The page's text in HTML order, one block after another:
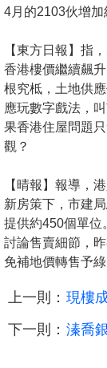
4月的2103伙增加
【東方日報】指
香港樓價繼續飆
根究柢，土地供
應玩數字戲法，
果香港住屋問題
觀？
【晴報】報導，
新房策下，市建
提供約450個單位
討論售賣細節，
免補地價轉售予綠
上一則： 現樓
下一則： 溱喬